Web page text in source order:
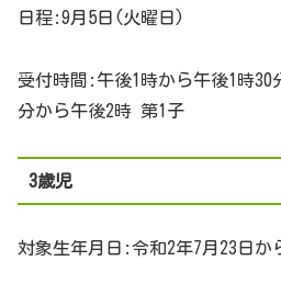
日程:9月5日(火曜日)
受付時間:午後1時から午後1時30
分から午後2時 第1子
3歳児
対象生年月日:令和2年7月23日か